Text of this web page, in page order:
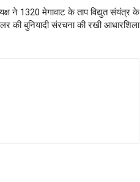
ने 1320 मेगावाट के ताप विद्युत संयंत्र के
की बुनियादी संरचना की रखी आधारशिला